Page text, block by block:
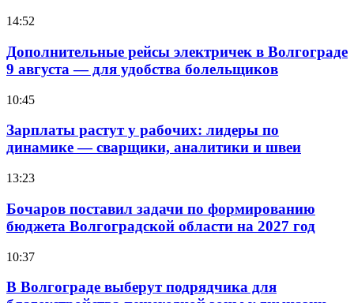
14:52
Дополнительные рейсы электричек в Волгограде
9 августа — для удобства болельщиков
10:45
Зарплаты растут у рабочих: лидеры по
динамике — сварщики, аналитики и швеи
13:23
Бочаров поставил задачи по формированию
бюджета Волгоградской области на 2027 год
10:37
В Волгограде выберут подрядчика для